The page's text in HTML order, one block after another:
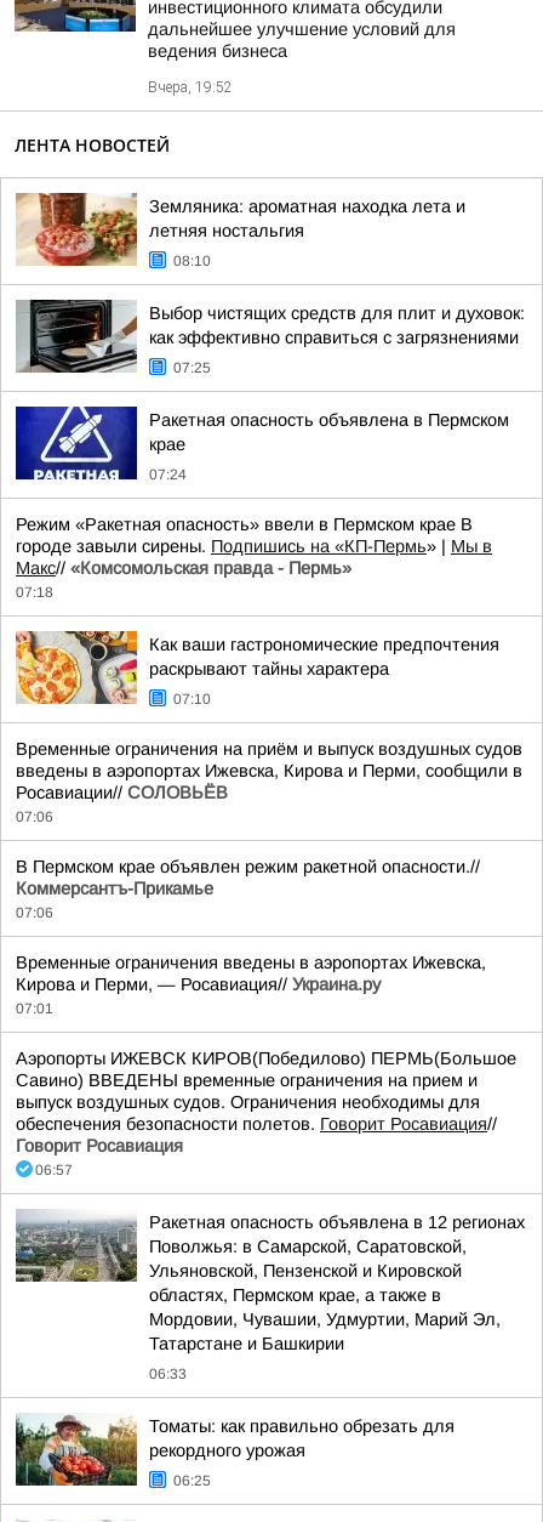
инвестиционного климата обсудили
дальнейшее улучшение условий для
ведения бизнеса
Вчера, 19:52
ЛЕНТА НОВОСТЕЙ
Земляника: ароматная находка лета и
летняя ностальгия
08:10
Выбор чистящих средств для плит и духовок:
как эффективно справиться с загрязнениями
07:25
Ракетная опасность объявлена в Пермском
крае
07:24
Режим «Ракетная опасность» ввели в Пермском крае В
городе завыли сирены. Подпишись на «КП-Пермь» | Мы в
Maкс// «Комсомольская правда - Пермь»
07:18
Как ваши гастрономические предпочтения
раскрывают тайны характера
07:10
Временные ограничения на приём и выпуск воздушных судов
введены в аэропортах Ижевска, Кирова и Перми, сообщили в
Росавиации// СОЛОВЬЁВ
07:06
В Пермском крае объявлен режим ракетной опасности.//
Коммерсантъ-Прикамье
07:06
Временные ограничения введены в аэропортах Ижевска,
Кирова и Перми, — Росавиация// Украина.ру
07:01
Аэропорты ИЖЕВСК КИРОВ(Победилово) ПЕРМЬ(Большое
Савино) ВВЕДЕНЫ временные ограничения на прием и
выпуск воздушных судов. Ограничения необходимы для
обеспечения безопасности полетов. Говорит Росавиация//
Говорит Росавиация
06:57
Ракетная опасность объявлена в 12 регионах
Поволжья: в Самарской, Саратовской,
Ульяновской, Пензенской и Кировской
областях, Пермском крае, а также в
Мордовии, Чувашии, Удмуртии, Марий Эл,
Татарстане и Башкирии
06:33
Томаты: как правильно обрезать для
рекордного урожая
06:25